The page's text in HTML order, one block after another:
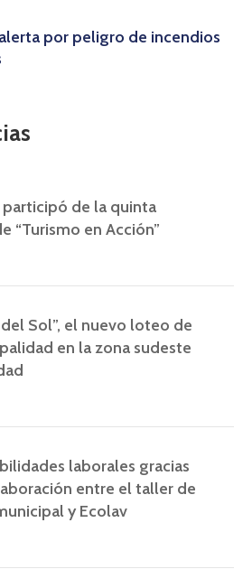
por peligro de incendios
de la quinta
“Turismo en Acción”
Sol”, el nuevo loteo de
en la zona sudeste
laborales gracias
entre el taller de
y Ecolav